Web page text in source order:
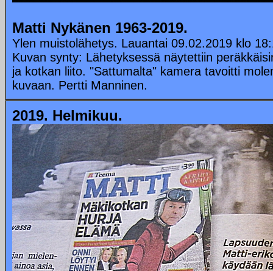
Matti Nykänen 1963-2019.
Ylen muistolähetys. Lauantai 09.02.2019 klo
Kuvan synty: Lähetyksessä näytettiin
ja kotkan liito. "Sattumalta" kamera tavoitti
kuvaan. Pertti Manninen.
2019. Helmikuu.